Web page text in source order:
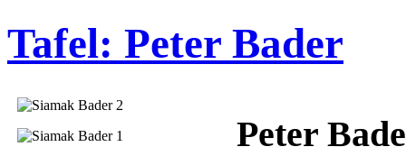
Tafel: Peter Bader
Peter